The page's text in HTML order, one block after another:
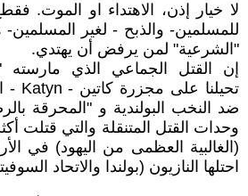
لا خيار إذن، الاهتداء او الموت.
للمسلمين- والذبح - لغير
"الشرعية" لمن يرفض أن يهتدي.
إن القتل الجماعي الذي مارسته
ضد النخب البولندية و "المحرقة
وحدات القتل المتنقلة والتي
(الغالبية العظمى من اليهود) في
احتلها النازيون (بولندا والاتحاد